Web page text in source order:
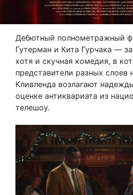
Дебютный полнометражный
Гутерман и Кита Гурчака —
хотя и скучная комедия, в
представители разных слоев
Кливленда возлагают
оценке антиквариата из
телешоу.